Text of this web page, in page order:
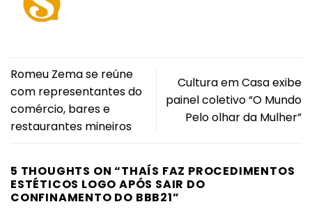
Romeu Zema se reúne
com representantes do
comércio, bares e
restaurantes mineiros
Cultura em Casa exibe
painel coletivo “O Mundo
Pelo olhar da Mulher”
5 THOUGHTS ON “THAÍS FAZ PROCEDIMENTOS
ESTÉTICOS LOGO APÓS SAIR DO
CONFINAMENTO DO BBB21”